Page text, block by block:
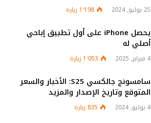
25 يوليو, 2024 1٬198 زيارة
يحصل iPhone على أول تطبيق إباحي
أصلي له
4 فبراير, 2025 1٬053 زيارة
سامسونج جالكسي S25: الأخبار والسعر
المتوقع وتاريخ الإصدار والمزيد
4 يوليو, 2024 835 زيارة